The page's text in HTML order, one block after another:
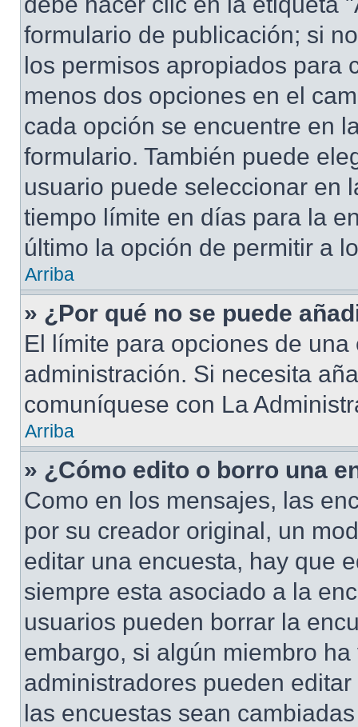
formulario de publicación; si
los permisos apropiados para
menos dos opciones en el
cada opción se encuentre en
formulario. También puede
usuario puede seleccionar en
tiempo límite en días para la
último la opción de permitir a
Arriba
» ¿Por qué no se puede
El límite para opciones de
administración. Si necesita
comuníquese con La
Arriba
» ¿Cómo edito o borro una
Como en los mensajes, las
por su creador original, un
editar una encuesta, hay que
siempre esta asociado a la
usuarios pueden borrar la
embargo, si algún miembro
administradores pueden
las encuestas sean